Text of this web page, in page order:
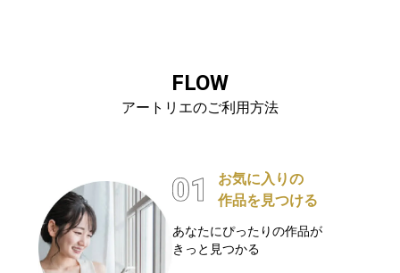
FLOW
アートリエのご利用方法
お気に入りの
作品を見つける
あなたにぴったりの作品が
きっと見つかる